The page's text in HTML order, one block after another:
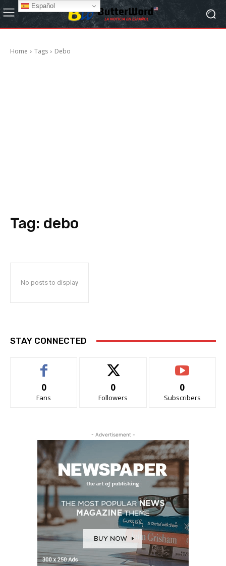
Home Tags Debo
Tag: debo
No posts to display
STAY CONNECTED
0
Fans
0
Followers
0
Subscribers
- Advertisement -
Español